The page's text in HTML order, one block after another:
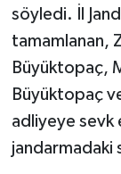
söyledi. İl
tamamlanan,
Büyüktopaç,
Büyüktopaç
adliyeye sevk
jandarmadaki